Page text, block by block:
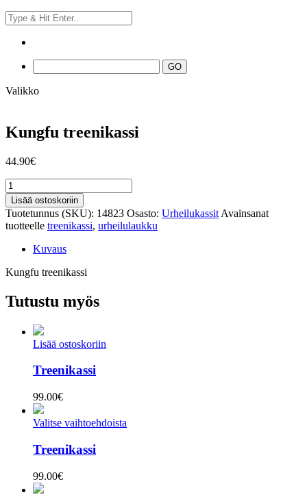
Valikko
Kungfu treenikassi
44.90€
Kungfu
treenikassi
määrä
Lisää ostoskoriin
Tuotetunnus (SKU): 14823 Osasto: Urheilukassit Avainsanat
tuotteelle treenikassi, urheilulaukku
Kuvaus
Kungfu treenikassi
Tutustu myös
Lisää ostoskoriin
Treenikassi
99.00€
Valitse vaihtoehdoista
Treenikassi
99.00€